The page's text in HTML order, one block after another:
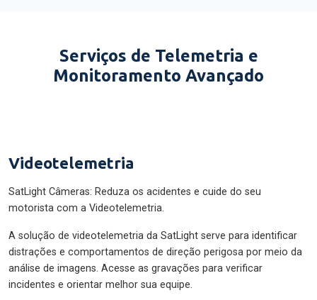
Serviços de Telemetria e
Monitoramento Avançado
Videotelemetria
SatLight Câmeras: Reduza os acidentes e cuide do seu
motorista com a Videotelemetria.
A solução de videotelemetria da SatLight serve para identificar
distrações e comportamentos de direção perigosa por meio da
análise de imagens. Acesse as gravações para verificar
incidentes e orientar melhor sua equipe.